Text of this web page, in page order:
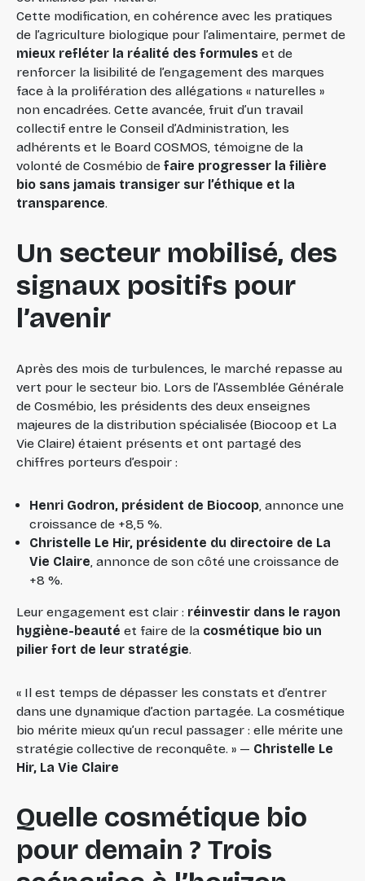
Cette modification, en cohérence avec les pratiques
de l’agriculture biologique pour l’alimentaire, permet de
mieux refléter la réalité des formules et de
renforcer la lisibilité de l’engagement des marques
face à la prolifération des allégations « naturelles »
non encadrées. Cette avancée, fruit d’un travail
collectif entre le Conseil d’Administration, les
adhérents et le Board COSMOS, témoigne de la
volonté de Cosmébio de faire progresser la filière
bio sans jamais transiger sur l’éthique et la
transparence.
Un secteur mobilisé, des
signaux positifs pour
l’avenir
Après des mois de turbulences, le marché repasse au
vert pour le secteur bio. Lors de l’Assemblée Générale
de Cosmébio, les présidents des deux enseignes
majeures de la distribution spécialisée (Biocoop et La
Vie Claire) étaient présents et ont partagé des
chiffres porteurs d’espoir :
Henri Godron, président de Biocoop, annonce une
croissance de +8,5 %.
Christelle Le Hir, présidente du directoire de La
Vie Claire, annonce de son côté une croissance de
+8 %.
Leur engagement est clair : réinvestir dans le rayon
hygiène-beauté et faire de la cosmétique bio un
pilier fort de leur stratégie.
« Il est temps de dépasser les constats et d’entrer
dans une dynamique d’action partagée. La cosmétique
bio mérite mieux qu’un recul passager : elle mérite une
stratégie collective de reconquête. » — Christelle Le
Hir, La Vie Claire
Quelle cosmétique bio
pour demain ? Trois